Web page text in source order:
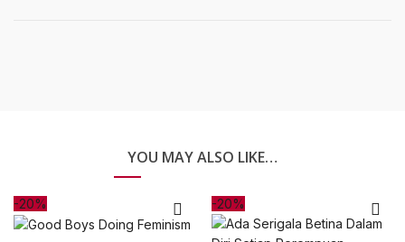
YOU MAY ALSO LIKE…
-20% -20%